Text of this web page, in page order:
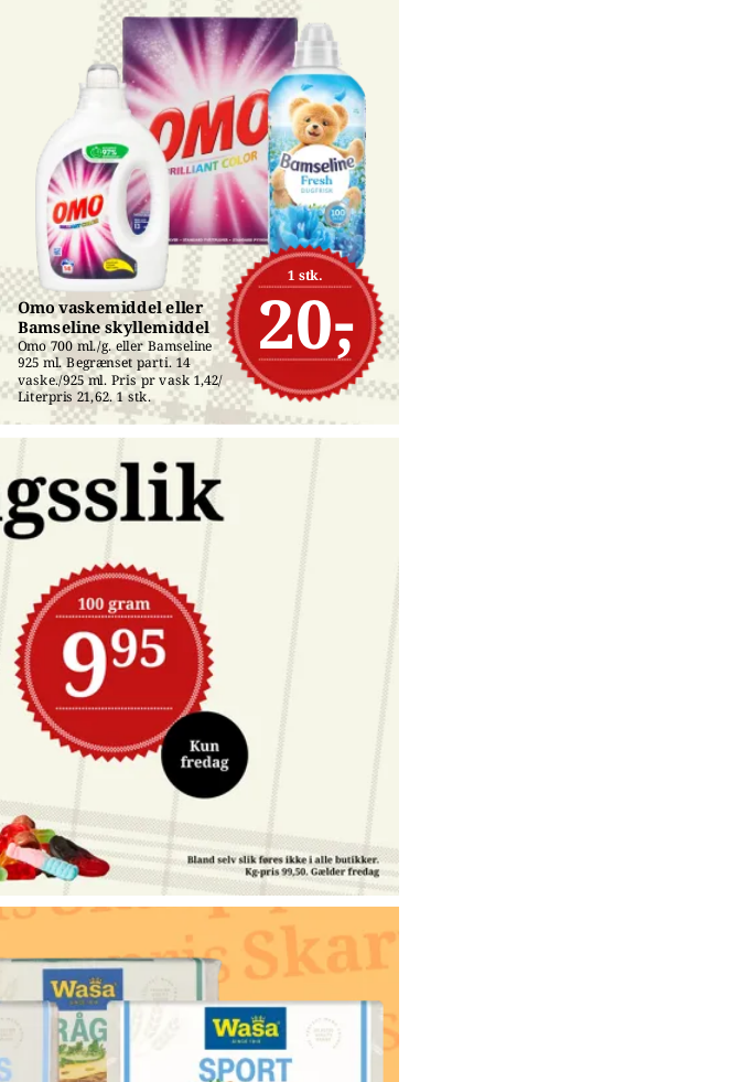
1 stk.
20,-
Omo vaskemiddel eller
Bamseline skyllemiddel
Omo 700 ml./g. eller Bamseline
925 ml. Begrænset parti. 14
vaske./925 ml. Pris pr vask 1,42/
Literpris 21,62. 1 stk.